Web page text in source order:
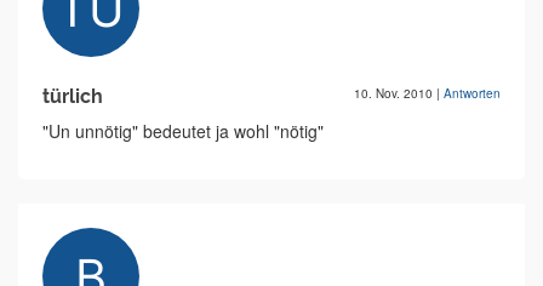
türlich 10. Nov. 2010 | Antworten
"Un unnötig" bedeutet ja wohl "nötig"